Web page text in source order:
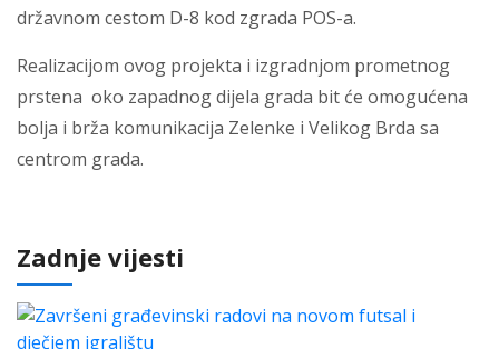
državnom cestom D-8 kod zgrada POS-a.
Realizacijom ovog projekta i izgradnjom prometnog
prstena oko zapadnog dijela grada bit će omogućena
bolja i brža komunikacija Zelenke i Velikog Brda sa
centrom grada.
Zadnje vijesti